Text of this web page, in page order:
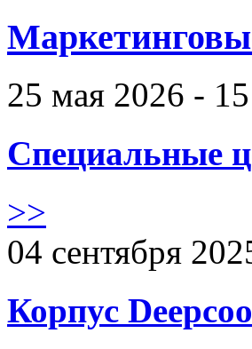
25 мая 2026 -
Специальные
>>
04 сентября
Корпус